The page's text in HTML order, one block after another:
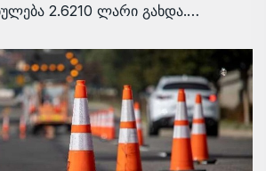
2.6210 ლარი გახდა.…